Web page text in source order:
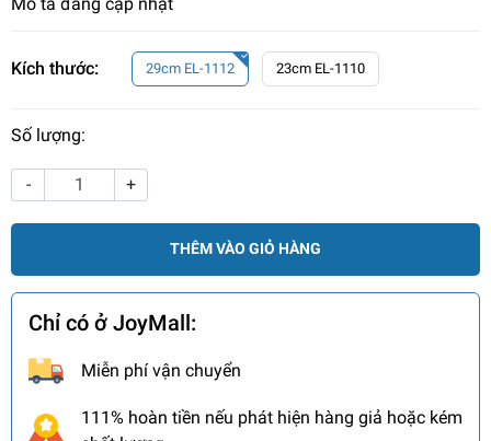
Kích thước: 29cm EL-1112 23cm EL-1110
Số lượng:
- +
THÊM VÀO GIỎ HÀNG
Chỉ có ở JoyMall:
Miễn phí vận chuyển
111% hoàn tiền nếu phát hiện hàng giả hoặc kém